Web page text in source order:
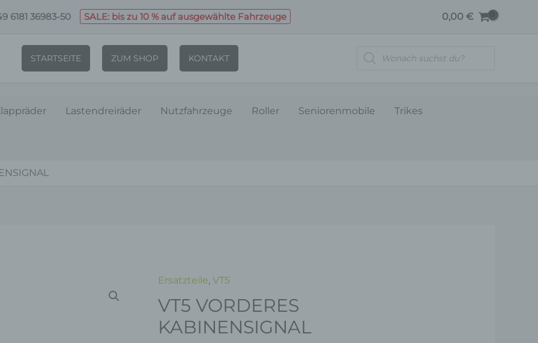
6181 36983-50 SALE: bis zu 10 % auf ausgewählte Fahrzeuge 0,00 €
STARTSEITE ZUM SHOP KONTAKT
Products
search
Lastendreiräder Nutzfahrzeuge Roller Seniorenmobile Trikes
Ersatzteile,VT5
VT5 VORDERES
KABINENSIGNAL
VT5
VORDERES
KABINENSIGNAL
Menge